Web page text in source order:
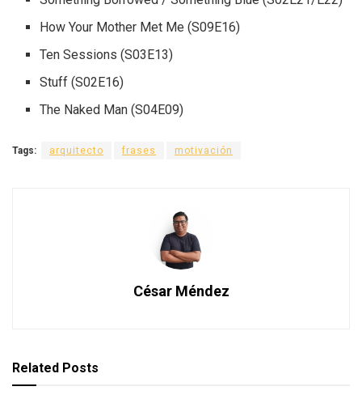
How Your Mother Met Me (S09E16)
Ten Sessions (S03E13)
Stuff (S02E16)
The Naked Man (S04E09)
Tags: arquitecto frases motivación
César Méndez
Related Posts